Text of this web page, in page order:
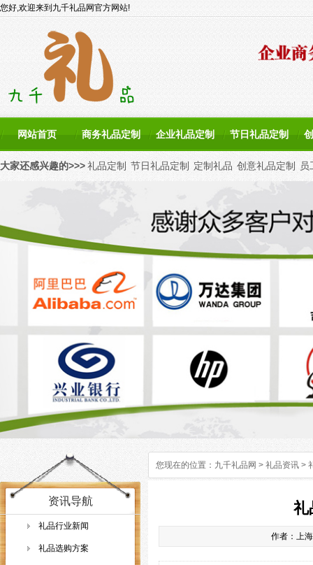
网站首页 商务礼品定制 企业礼品定制 节日礼品定制
您好,欢迎来到九千礼品网官方网站!
大家还感兴趣的>>>礼品定制 节日礼品定制 定制礼品 创意礼品定制 员
您现在的位置： 九千礼品网 > 礼品资讯 >
资讯导航
礼品行业新闻
礼品选购方案
礼
作者：上